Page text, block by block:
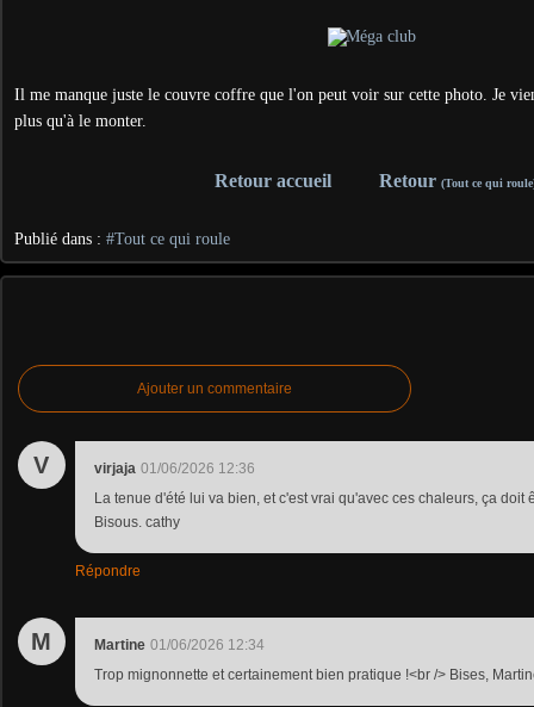
Il me manque juste le couvre coffre que l'on peut voir sur cette photo. Je
plus qu'à le monter.
Retour accueil Retour (Tout ce qui
Publié dans : #Tout ce qui roule
Ajouter un commentaire
V virjaja 01/06/2026 12:36
La tenue d'été lui va bien, et c'est vrai qu'avec ces chaleurs, ça doit
Bisous. cathy
Répondre
M Martine 01/06/2026 12:34
Trop mignonnette et certainement bien pratique !<br /> Bises,